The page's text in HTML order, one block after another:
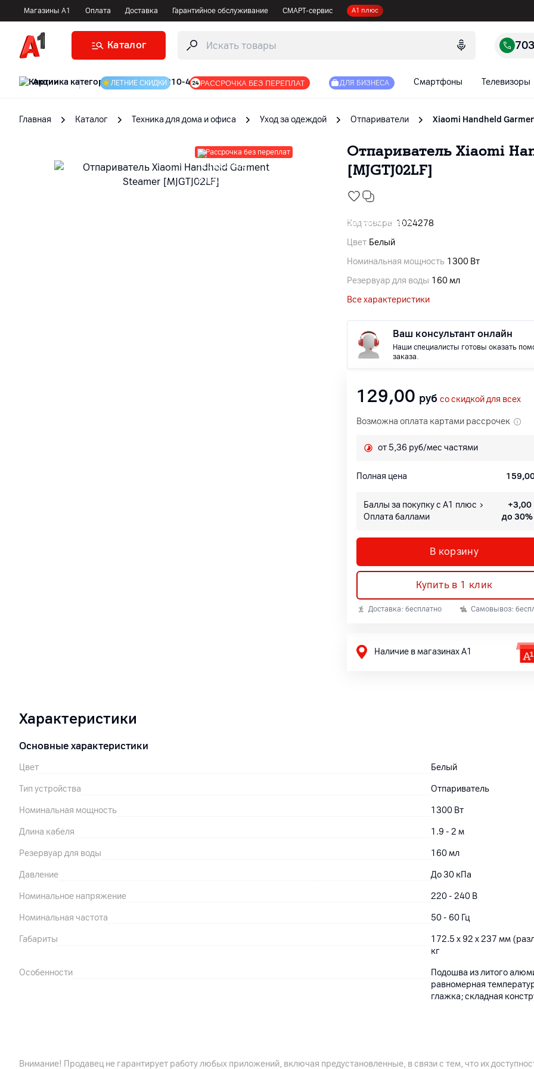
Магазины А1 Оплата Доставка Гарантийное обслуживание СМАРТ-сервис А1 плюс
Каталог
Акции | ЛЕТНИЕ СКИДКИ РАССРОЧКА БЕЗ ПЕРЕПЛАТ ДЛЯ БИЗНЕСА Смартфоны Телевизоры
Главная Каталог Техника для дома и офиса Уход за одеждой Отпариватели Xiaomi Handheld
Рассрочка без переплат
Отпариватель Xiaomi
[MJGTJ02LF]
Код товара 1024278
Цвет Белый
Номинальная мощность 1300 Вт
Резервуар для воды 160 мл
Все характеристики
Ваш консультант онлайн
Наши специалисты готовы оказать
заказа.
129,00 руб со скидкой для всех
Возможна оплата картами рассрочек
от 5,36 руб/мес частями
Полная цена
Баллы за покупку с А1 плюс +3,00
Оплата баллами
до 30%
В корзину
Купить в 1 клик
Доставка: бесплатно Самовывоз:
Наличие в магазинах А1
Характеристики
Основные характеристики
Цвет Белый
Тип устройства Отпариватель
Номинальная мощность 1300 Вт
Длина кабеля 1.9 - 2 м
Резервуар для воды 160 мл
Давление До 30 кПа
Номинальное напряжение 220 - 240 В
Номинальная частота 50 - 60 Гц
Габариты
172.5 x 92 x 237 мм
кг
Особенности
Подошва из литого
равномерная
глажка; складная
Внимание! Продавец не гарантирует работу любых приложений, включая предустановленные, в связи с тем, что их